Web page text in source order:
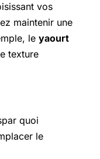
vos
maintenir une
le yaourt
texture
quoi
le